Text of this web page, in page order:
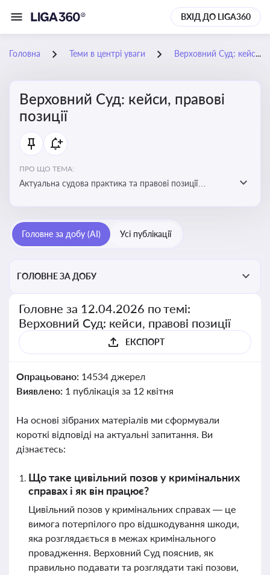
ВХІД ДО LIGA360
Головна Теми в центрі уваги Верховний Суд: кейси, правові позиції
Верховний Суд: кейси, правові
позиції
ПРО ЩО ТЕМА:
Актуальна судова практика та правові позиції
Головне за добу (AI) Усі публікації
ГОЛОВНЕ ЗА ДОБУ
Головне за 12.04.2026 по темі:
Верховний Суд: кейси, правові позиції
ЕКСПОРТ
Опрацьовано: 14534 джерел
Виявлено: 1 публікація за 12 квітня
На основі зібраних матеріалів ми сформували
короткі відповіді на актуальні запитання. Ви
дізнаєтесь:
Що таке цивільний позов у кримінальних
справах і як він працює?
Цивільний позов у кримінальних справах — це
вимога потерпілого про відшкодування шкоди,
яка розглядається в межах кримінального
провадження. Верховний Суд пояснив, як
правильно подавати та розглядати такі позови,